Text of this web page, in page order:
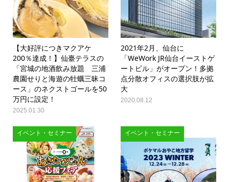
【大好評につきマクアケ
200％達成！】仙臺テラスの
「宮城の地酒飲み放題 三浦
農園せりと海遊の牡蠣三昧コ
ース」のネクストゴールを50
万円に設定！
2025.01.30
2021年2月、仙台に
「WeWork JR仙台イーストゲ
ートビル」がオープン！多拠
点分散オフィスの選択肢が拡
大
2020.08.12
イベント・セミナー イベント・セミナー